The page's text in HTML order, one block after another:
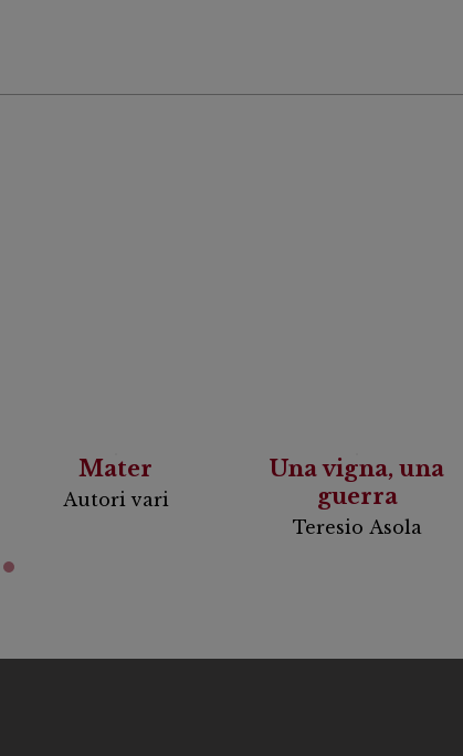
Mater
Autori vari
Una vigna, una
guerra
Teresio Asola